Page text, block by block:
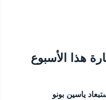
هذا الأسبوع
ياسين بونو